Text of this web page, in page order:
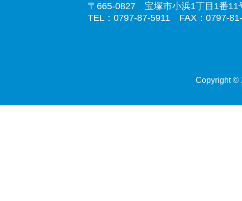
〒665-0827 宝塚市小浜1丁目1番11
TEL：0797-87-5911 FAX：0797-
Copyright ©